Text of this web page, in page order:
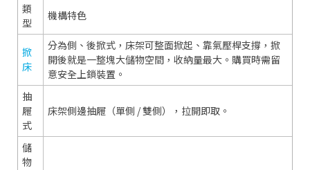
類
型
機構特色
掀
床
分為側、後掀式，床架可整面掀起、靠氣壓桿支撐，掀
開後就是一整塊大儲物空間，收納量最大。購買時需留
意安全上鎖裝置。
抽
屜
式
床架側邊抽屜（單側 / 雙側），拉開即取。
儲
物